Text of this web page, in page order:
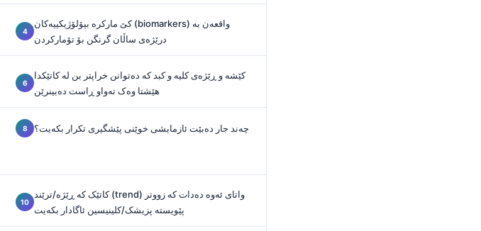
کێ مارکرە بیۆلۆژیکییەکان (biomarkers) واقعەن بە
درێژەی ساڵان گرنگن بۆ تۆمارکردن
کێشە و ڕێژەی کلیە و کبد کە دەتوانن خراپتر بن لە کاتێکدا
هێشتا وەک تەواو ڕاست دەبینرێن
چەند جار دەبێت ئازمایشی خوێنی پێشگیری تکرار بکەیت؟
کاتێک کە ڕێژە/ترێند (trend) واتای ئەوە دەدات کە زووتر
پێویستە پزیشک/کلینیسین ئاگادار بکەیت